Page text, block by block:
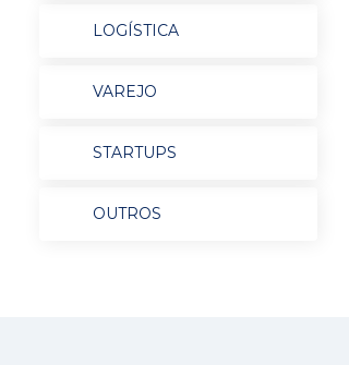
LOGÍSTICA
VAREJO
STARTUPS
OUTROS